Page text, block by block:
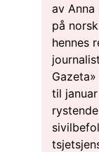
av
på
hennes
til